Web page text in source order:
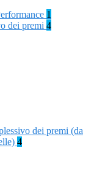
1
dei premi 4
dei premi (da
4